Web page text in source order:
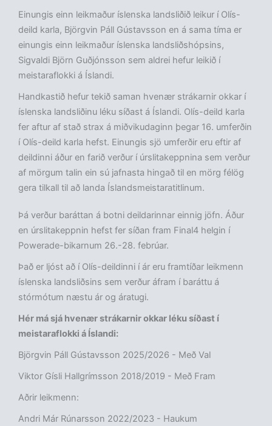
Einungis einn leikmaður íslenska landsliðið leikur í Olís-
deild karla, Björgvin Páll Gústavsson en á sama tíma er
einungis einn leikmaður íslenska landsliðshópsins,
Sigvaldi Björn Guðjónsson sem aldrei hefur leikið í
meistaraflokki á Íslandi.
Handkastið hefur tekið saman hvenær strákarnir okkar í
íslenska landsliðinu léku síðast á Íslandi. Olís-deild karla
fer aftur af stað strax á miðvikudaginn þegar 16. umferðin
í Olís-deild karla hefst. Einungis sjö umferðir eru eftir af
deildinni áður en farið verður í úrslitakeppnina sem verður
af mörgum talin ein sú jafnasta hingað til en mörg félög
gera tilkall til að landa Íslandsmeistaratitlinum.
Þá verður baráttan á botni deildarinnar einnig jöfn. Áður
en úrslitakeppnin hefst fer síðan fram Final4 helgin í
Powerade-bikarnum 26.-28. febrúar.
Það er ljóst að í Olís-deildinni í ár eru framtíðar leikmenn
íslenska landsliðsins sem verður áfram í baráttu á
stórmótum næstu ár og áratugi.
Hér má sjá hvenær strákarnir okkar léku síðast í
meistaraflokki á Íslandi:
Björgvin Páll Gústavsson 2025/2026 - Með Val
Viktor Gísli Hallgrímsson 2018/2019 - Með Fram
Aðrir leikmenn:
Andri Már Rúnarsson 2022/2023 - Haukum